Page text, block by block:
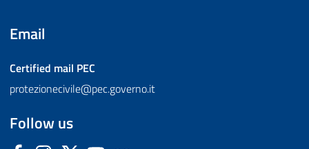
Email
Certified mail PEC
protezionecivile@pec.governo.it
Follow us